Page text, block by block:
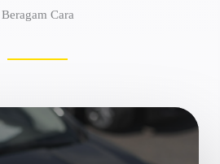
Beragam Cara